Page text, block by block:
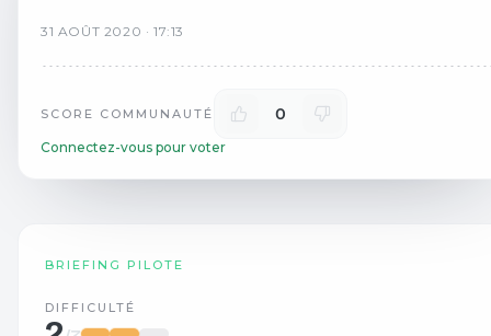
31 AOÛT 2020 ·17:13
SCORE COMMUNAUTÉ 0
Connectez-vous pour voter
BRIEFING PILOTE
DIFFICULTÉ